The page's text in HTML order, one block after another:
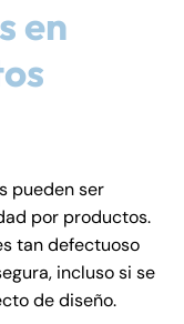
en
pueden ser
por productos.
tan defectuoso
incluso si se
de diseño.